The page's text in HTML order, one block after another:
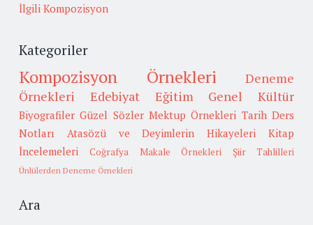
İlgili Kompozisyon
Kategoriler
Kompozisyon Örnekleri
Deneme
Örnekleri
Edebiyat Eğitim Genel Kültür
Biyografiler Güzel Sözler Mektup Örnekleri Tarih Ders
Notları
Atasözü ve Deyimlerin Hikayeleri
Kitap
İncelemeleri
Coğrafya Makale Örnekleri Şiir Tahlilleri
Ünlülerden Deneme Örnekleri
Ara